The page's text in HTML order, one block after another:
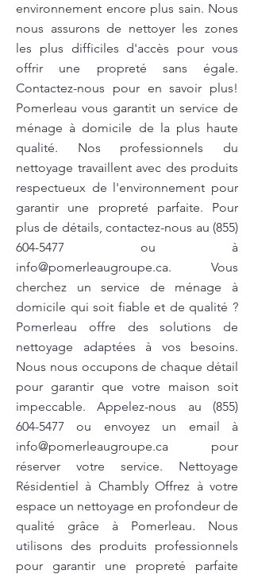
environnement encore plus sain. Nous
nous assurons de nettoyer les zones
les plus difficiles d'accès pour vous
offrir une propreté sans égale.
Contactez-nous pour en savoir plus!
Pomerleau vous garantit un service de
ménage à domicile de la plus haute
qualité. Nos professionnels du
nettoyage travaillent avec des produits
respectueux de l'environnement pour
garantir une propreté parfaite. Pour
plus de détails, contactez-nous au (855)
604-5477 ou à
info@pomerleaugroupe.ca. Vous
cherchez un service de ménage à
domicile qui soit fiable et de qualité ?
Pomerleau offre des solutions de
nettoyage adaptées à vos besoins.
Nous nous occupons de chaque détail
pour garantir que votre maison soit
impeccable. Appelez-nous au (855)
604-5477 ou envoyez un email à
info@pomerleaugroupe.ca pour
réserver votre service. Nettoyage
Résidentiel à Chambly Offrez à votre
espace un nettoyage en profondeur de
qualité grâce à Pomerleau. Nous
utilisons des produits professionnels
pour garantir une propreté parfaite